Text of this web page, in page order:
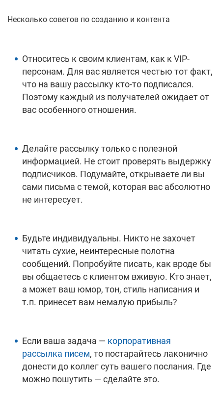
Несколько советов по созданию и контента
Относитесь к своим клиентам, как к VIP-
персонам. Для вас является честью тот факт,
что на вашу рассылку кто-то подписался.
Поэтому каждый из получателей ожидает от
вас особенного отношения.
Делайте рассылку только с полезной
информацией. Не стоит проверять выдержку
подписчиков. Подумайте, открываете ли вы
сами письма с темой, которая вас абсолютно
не интересует.
Будьте индивидуальны. Никто не захочет
читать сухие, неинтересные полотна
сообщений. Попробуйте писать, как вроде бы
вы общаетесь с клиентом вживую. Кто знает,
а может ваш юмор, тон, стиль написания и
т.п. принесет вам немалую прибыль?
Если ваша задача — корпоративная
рассылка писем, то постарайтесь лаконично
донести до коллег суть вашего послания. Где
можно пошутить — сделайте это.